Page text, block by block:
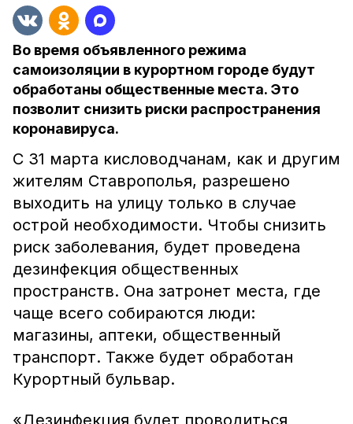
Во время объявленного режима
самоизоляции в курортном городе будут
обработаны общественные места. Это
позволит снизить риски распространения
коронавируса.
С 31 марта кисловодчанам, как и другим
жителям Ставрополья, разрешено
выходить на улицу только в случае
острой необходимости. Чтобы снизить
риск заболевания, будет проведена
дезинфекция общественных
пространств. Она затронет места, где
чаще всего собираются люди:
магазины, аптеки, общественный
транспорт. Также будет обработан
Курортный бульвар.
«Дезинфекция будет проводиться